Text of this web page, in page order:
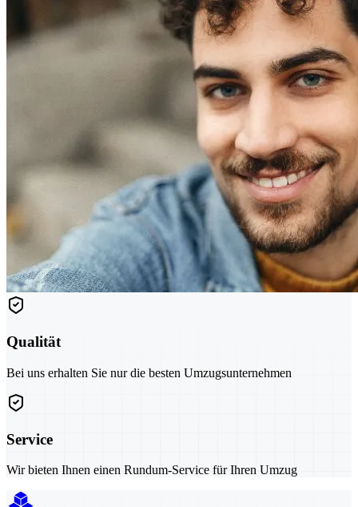
Qualität
Bei uns erhalten Sie nur die besten Umzugsunternehmen
Service
Wir bieten Ihnen einen Rundum-Service für Ihren Umzug